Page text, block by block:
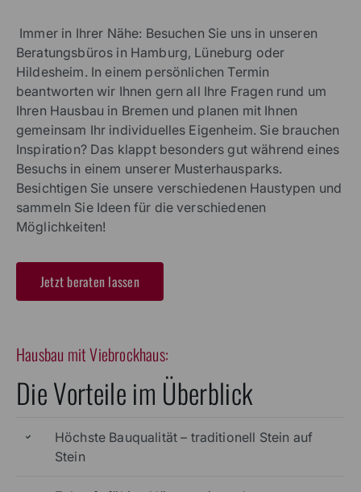
Telefon +49 512 1206264626
Musterhauspark Bad Fallingbostel
Hartemer Weg 13, 29683 Bad Fallingbostel
Telefon +49 51 6297580
Immer in Ihrer Nähe: Besuchen Sie uns in unseren
Beratungsbüros in Hamburg, Lüneburg oder
Hildesheim. In einem persönlichen Termin
Ihren Hausbau in Bremen und planen mit Ihnen
Besichtigen Sie unsere verschiedenen Haustypen und
Möglichkeiten!
Jetzt beraten lassen